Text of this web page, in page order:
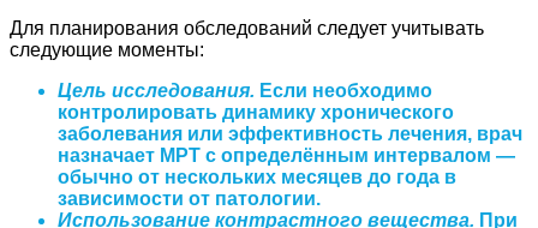
Для планирования обследований следует учитывать
следующие моменты:
Цель исследования. Если необходимо
контролировать динамику хронического
заболевания или эффективность лечения, врач
назначает МРТ с определённым интервалом —
обычно от нескольких месяцев до года в
зависимости от патологии.
Использование контрастного вещества. При